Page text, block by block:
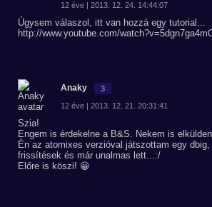
12 éve | 2013. 12. 24. 14:44:07
Úgysem válaszol, itt van hozzá egy tutorial...
http://www.youtube.com/
Anaky 3
12 éve | 2013. 12. 21. 20:31:41
Szia!
Engem is érdekelne a B&S. Nekem is
Én az atomixes verzióval játszottam egy
frissítések és már unalmas lett...:/
Előre is köszi! 😀